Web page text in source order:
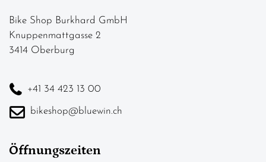
Bike Shop Burkhard GmbH
Knuppenmattgasse 2
3414 Oberburg
+41 34 423 13 00
bikeshop@bluewin.ch
Öffnungszeiten